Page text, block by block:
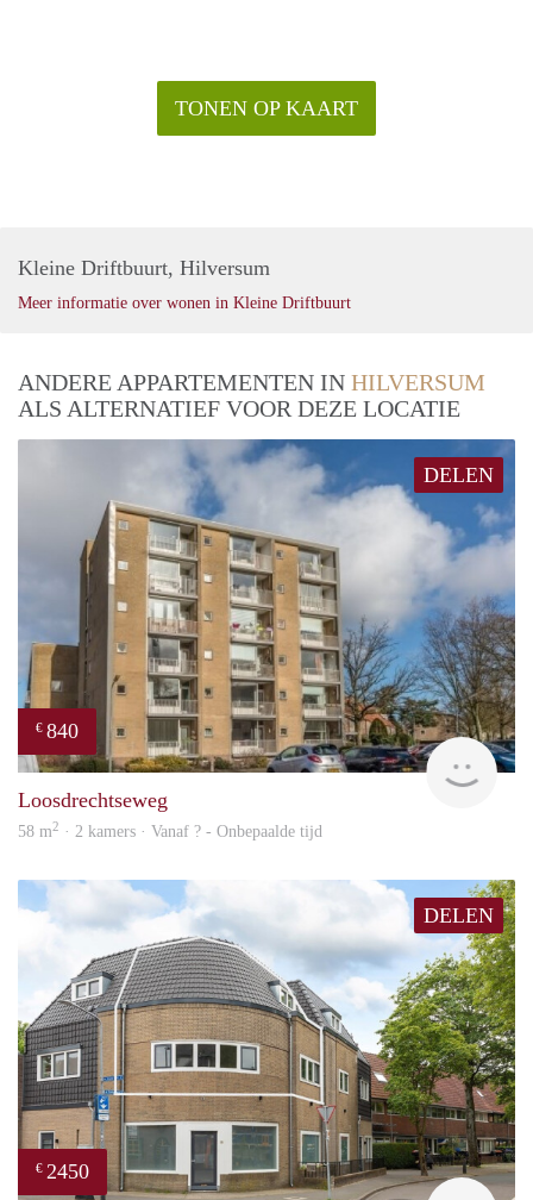
TONEN OP KAART
Kleine Driftbuurt, Hilversum
Meer informatie over wonen in Kleine Driftbuurt
ANDERE APPARTEMENTEN IN HILVERSUM
ALS ALTERNATIEF VOOR DEZE LOCATIE
DELEN
€ 840
Loosdrechtseweg
58 m2 · 2 kamers · Vanaf ? - Onbepaalde tijd
DELEN
€ 2450